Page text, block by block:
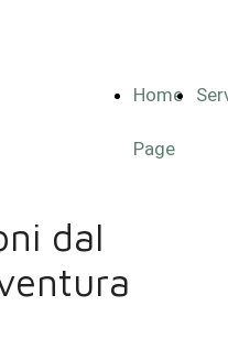
Home
Page
dal